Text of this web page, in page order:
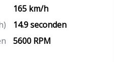
165 km/h
14.9 seconden
5600 RPM